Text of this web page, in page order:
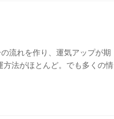
流れを作り、運気アップが期
法がほとんど。でも多くの情